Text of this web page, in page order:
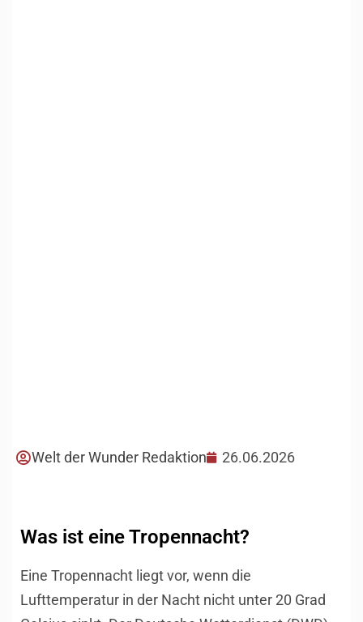
Welt der Wunder Redaktion 26.06.2026
Was ist eine Tropennacht?
Eine Tropennacht liegt vor, wenn die
Lufttemperatur in der Nacht nicht unter 20 Grad